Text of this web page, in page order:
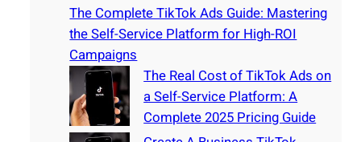
The Complete TikTok Ads Guide: Mastering
the Self-Service Platform for High-ROI
Campaigns
The Real Cost of TikTok Ads on
a Self-Service Platform: A
Complete 2025 Pricing Guide